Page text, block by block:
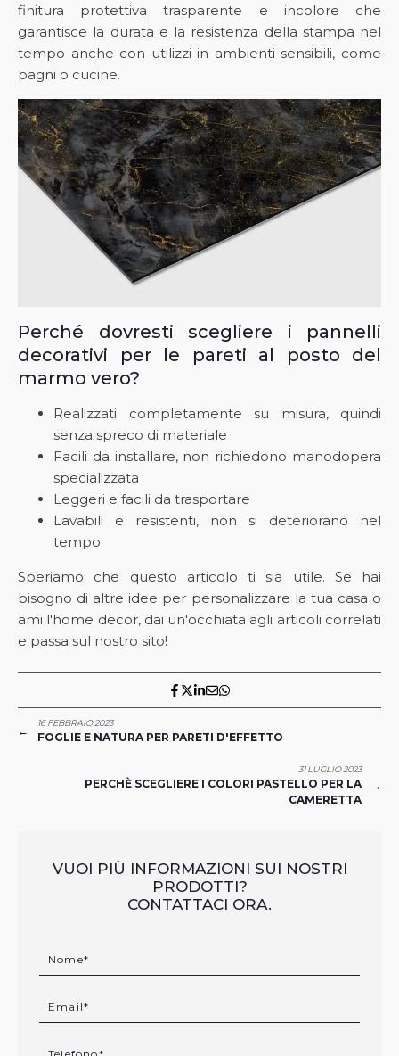
finitura protettiva trasparente e incolore che
garantisce la durata e la resistenza della stampa nel
tempo anche con utilizzi in ambienti sensibili, come
bagni o cucine.
Perché dovresti scegliere i pannelli
decorativi per le pareti al posto del
marmo vero?
Realizzati completamente su misura, quindi
senza spreco di materiale
Facili da installare, non richiedono manodopera
specializzata
Leggeri e facili da trasportare
Lavabili e resistenti, non si deteriorano nel
tempo
Speriamo che questo articolo ti sia utile. Se hai
bisogno di altre idee per personalizzare la tua casa o
ami l'home decor, dai un'occhiata agli articoli correlati
e passa sul nostro sito!
←
16 FEBBRAIO 2023
FOGLIE E NATURA PER PARETI D'EFFETTO
31 LUGLIO 2023
PERCHÈ SCEGLIERE I COLORI PASTELLO PER LA
CAMERETTA
→
VUOI PIÙ INFORMAZIONI SUI NOSTRI
PRODOTTI?
CONTATTACI ORA.